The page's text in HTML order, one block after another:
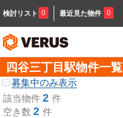
検討リスト 0 最近見た物件 0
四谷三丁目駅物件一覧
募集中のみ表示
該当物件 2 件
空き数 2 件